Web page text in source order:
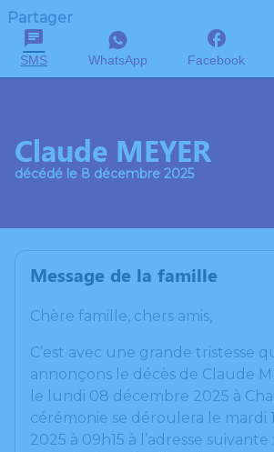
Partager
SMS WhatsApp Facebook
Claude MEYER
décédé le 8 décembre 2025
Message de la famille
Chère famille, chers amis,
C’est avec une grande tristesse
annonçons le décès de Claude
le lundi 08 décembre 2025 à
cérémonie se déroulera le mardi
2025 à 09h15 à l’adresse suivante